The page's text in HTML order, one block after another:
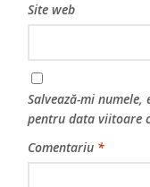
Site web
Salvează-mi
pentru data viitoare
Comentariu *